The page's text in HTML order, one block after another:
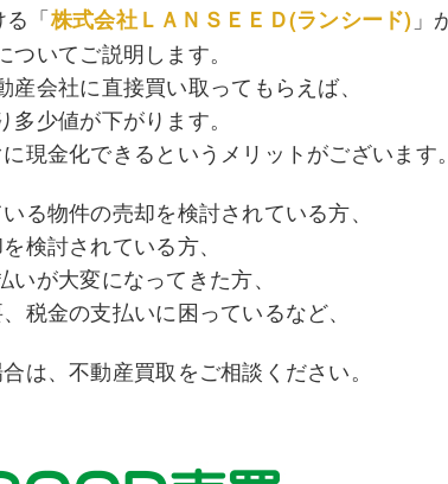
る「株式会社ＬＡＮＳＥＥＤ(ランシード) 」
ついてご説明します。
会社に直接買い取ってもらえば、
多少値が下がります。
現金化できるというメリットがございます。
る物件の売却を検討されている方、
検討されている方、
が大変になってきた方、
税金の支払いに困っているなど、
は、不動産買取をご相談ください。